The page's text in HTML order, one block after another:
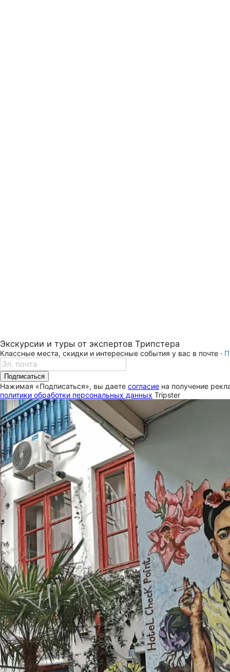
Экскурсии и туры от экспертов Трипстера
Классные места, скидки и интересные события у вас в почте ·
Подписаться
Нажимая «Подписаться», вы даете согласие на получение
политики обработки персональных данных Tripster